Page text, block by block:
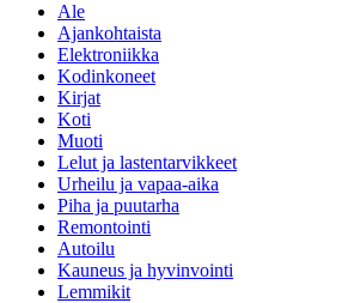
Ale
Ajankohtaista
Elektroniikka
Kodinkoneet
Kirjat
Koti
Muoti
Lelut ja lastentarvikkeet
Urheilu ja vapaa-aika
Piha ja puutarha
Remontointi
Autoilu
Kauneus ja hyvinvointi
Lemmikit